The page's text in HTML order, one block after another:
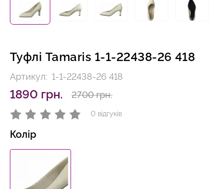
Туфлі Tamaris 1-1-22438-26 418
Артикул: 1-1-22438-26 418
1890 грн. 2700 грн.
0 відгуків
Колір